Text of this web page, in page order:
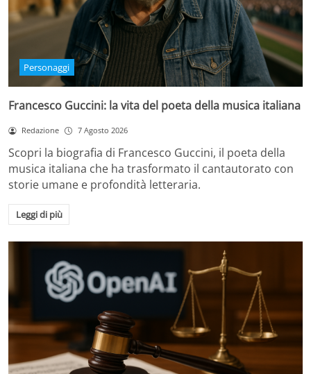
Personaggi
Francesco Guccini: la vita del poeta della musica italiana
Redazione 7 Agosto 2026
Scopri la biografia di Francesco Guccini, il poeta della
musica italiana che ha trasformato il cantautorato con
storie umane e profondità letteraria.
Leggi di più